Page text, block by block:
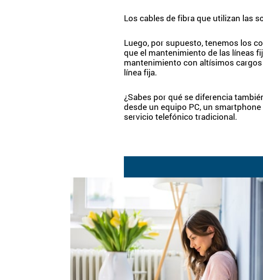
Los cables de fibra que utilizan las
Luego, por supuesto, tenemos los
que el mantenimiento de las líneas
mantenimiento con altísimos
línea fija.
¿Sabes por qué se diferencia
desde un equipo PC, un
servicio telefónico tradicional.